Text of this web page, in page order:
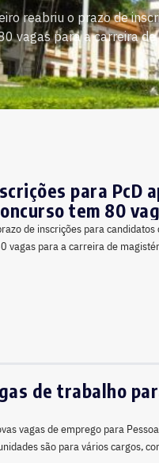
reabriu o prazo de
vagas para a carreira de
para PcD
tem 80
de inscrições para candidatos
vagas para a carreira de
de trabalho
vagas de emprego para
são para vários cargos,